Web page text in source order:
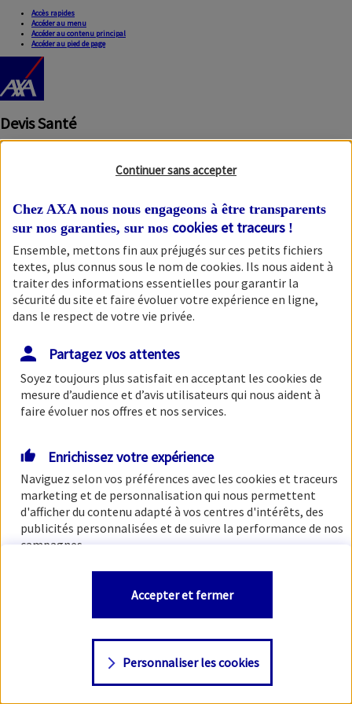
Accès rapides
Accéder au menu
Accéder au contenu principal
Accéder au pied de page
Devis Santé
Fermer la modale
Continuer sans accepter
Chez AXA nous nous engageons à être transparents
sur nos garanties, sur nos cookies et traceurs !
Ensemble, mettons fin aux préjugés sur ces petits fichiers
textes, plus connus sous le nom de cookies. Ils nous aident à
traiter des informations essentielles pour garantir la
sécurité du site et faire évoluer votre expérience en ligne,
dans le respect de votre vie privée.
Partagez vos attentes
Soyez toujours plus satisfait en acceptant les cookies de
mesure d’audience et d’avis utilisateurs qui nous aident à
faire évoluer nos offres et nos services.
Enrichissez votre expérience
Naviguez selon vos préférences avec les cookies et traceurs
marketing et de personnalisation qui nous permettent
d'afficher du contenu adapté à vos centres d'intérêts, des
publicités personnalisées et de suivre la performance de nos
campagnes.
Vous êtes libre de les accepter, de les refuser comme de
changer d'avis à tout moment en allant sur
Consulter notre politique decookies
Personnaliser les cookies
Accepter et fermer